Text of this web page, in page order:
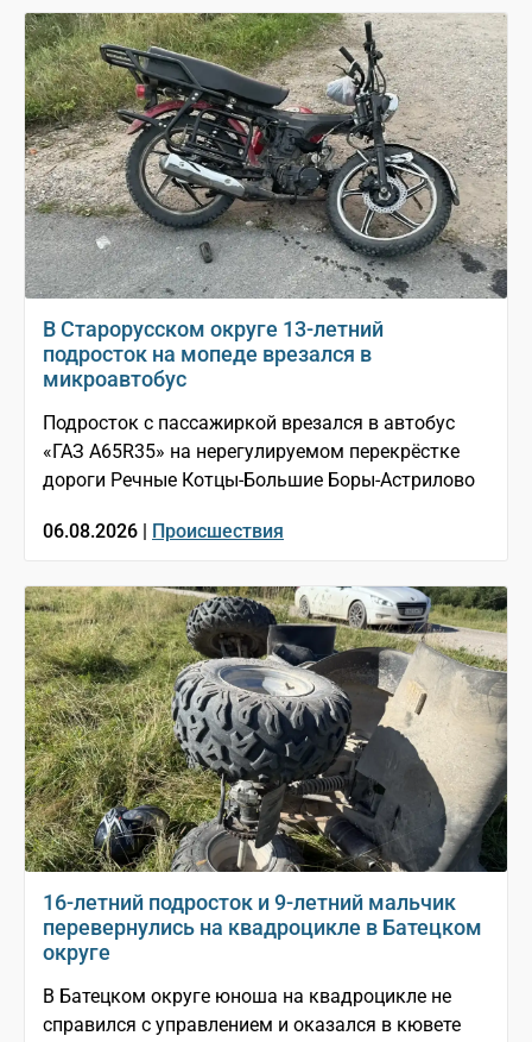
В Старорусском округе 13-летний
подросток на мопеде врезался в
микроавтобус
Подросток с пассажиркой врезался в автобус
«ГАЗ A65R35» на нерегулируемом перекрёстке
дороги Речные Котцы-Большие Боры-Астрилово
06.08.2026 | Происшествия
16-летний подросток и 9-летний мальчик
перевернулись на квадроцикле в Батецком
округе
В Батецком округе юноша на квадроцикле не
справился с управлением и оказался в кювете